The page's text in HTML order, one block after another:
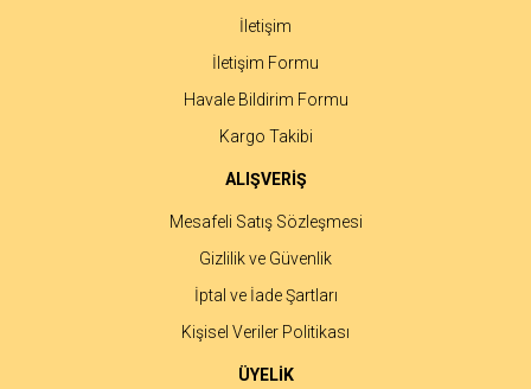
Gönder
İletişim
İletişim Formu
Havale Bildirim Formu
Kargo Takibi
ALIŞVERİŞ
Mesafeli Satış Sözleşmesi
Gizlilik ve Güvenlik
İptal ve İade Şartları
Kişisel Veriler Politikası
ÜYELİK